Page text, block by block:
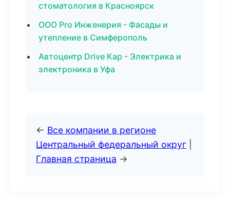
стоматология в Красноярск
ООО Pro Инженерия - Фасады и
утепление в Симферополь
Автоцентр Drive Кар - Электрика и
электроника в Уфа
← Все компании в регионе
Центральный федеральный округ
Главная страница →